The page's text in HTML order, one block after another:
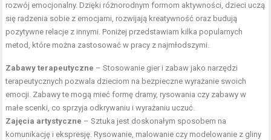
rozwój emocjonalny. Dzięki różnorodnym formom aktywności, dzieci uczą
się radzenia sobie z emocjami, rozwijają kreatywność oraz budują
pozytywne relacje z innymi. Poniżej przedstawiam kilka popularnych
metod, które można zastosować w pracy z najmłodszymi.
Zabawy terapeutyczne – Stosowanie gier i zabaw jako narzędzi
terapeutycznych pozwala dzieciom na bezpieczne wyrażanie swoich
emocji. Zabawy te mogą mieć formę dramy, rysowania czy zabawy w
małe scenki, co sprzyja odkrywaniu i wyrażaniu uczuć.
Zajęcia artystyczne – Sztuka jest doskonałym sposobem na
komunikację i ekspresję. Rysowanie, malowanie czy modelowanie z gliny